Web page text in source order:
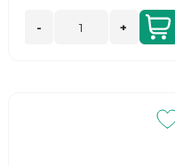
- +